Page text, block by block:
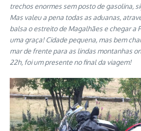
trechos enormes sem posto de gasolina,
Mas valeu a pena todas as aduanas,
balsa o estreito de Magalhães e chegar a
uma graça! Cidade pequena, mas bem
mar de frente para as lindas montanhas
22h, foi um presente no final da viagem!